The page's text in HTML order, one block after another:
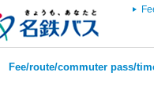
Fee/route/commuter pass/